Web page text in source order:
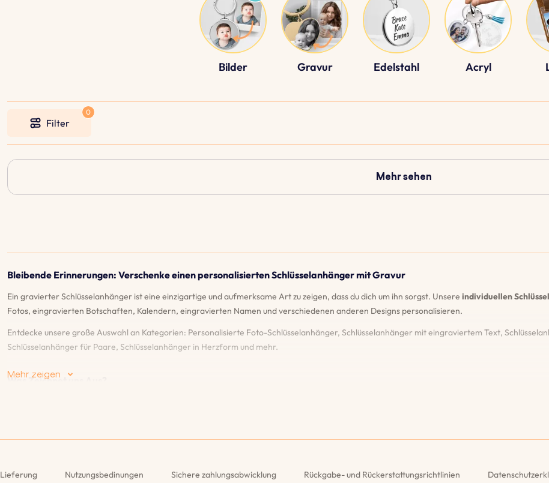
Bilder Gravur Edelstahl Acryl
Filter
Mehr sehen
Bleibende Erinnerungen: Verschenke einen personalisierten Schlüsselanhänger mit Gravur
Ein gravierter Schlüsselanhänger ist eine einzigartige und aufmerksame Art zu zeigen, dass du dich um ihn sorgst. Unsere individuellen
Fotos, eingravierten Botschaften, Kalendern, eingravierten Namen und verschiedenen anderen Designs personalisieren.
Entdecke unsere große Auswahl an Kategorien: Personalisierte Foto-Schlüsselanhänger, Schlüsselanhänger mit eingraviertem Text,
Schlüsselanhänger für Paare, Schlüsselanhänger in Herzform und mehr.
Was Zeichnet uns Aus?
♡Lebenslange Gravur-Garantie: Wir bieten eine lebenslange Garantie auf unsere Gravuren. Sollten sie jemals verblassen oder beschädigt
Schlüsselanhänger oder die Lieblingszeichnung deines Kindes - die Möglichkeiten zur individuellen Gestaltung sind endlos!
Mehr zeigen
Lieferung Nutzungsbedinungen Sichere zahlungsabwicklung Rückgabe- und Rückerstattungsrichtlinien